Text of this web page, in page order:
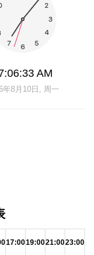
AM
年8月10日, 周一
17:0019:0021:0023:00